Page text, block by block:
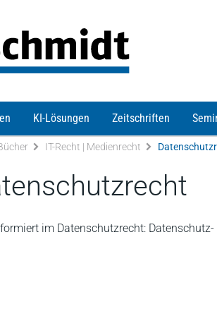
KI-Lösungen Zeitschriften
IT-Recht | Medienrecht
im Datenschutzrecht: